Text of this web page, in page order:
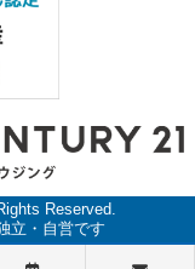
Reserved.
立・自営です